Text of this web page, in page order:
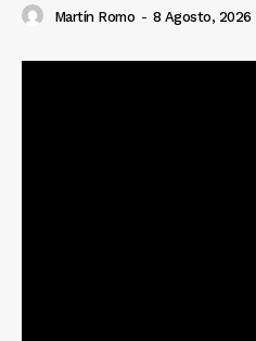
Martín Romo - 8 Agosto, 2026